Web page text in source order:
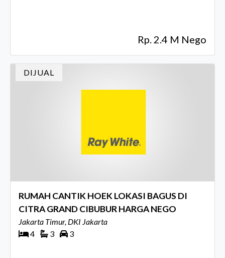
Rp. 2.4 M Nego
DIJUAL
RUMAH CANTIK HOEK LOKASI BAGUS DI
CITRA GRAND CIBUBUR HARGA NEGO
Jakarta Timur, DKI Jakarta
4
3 3